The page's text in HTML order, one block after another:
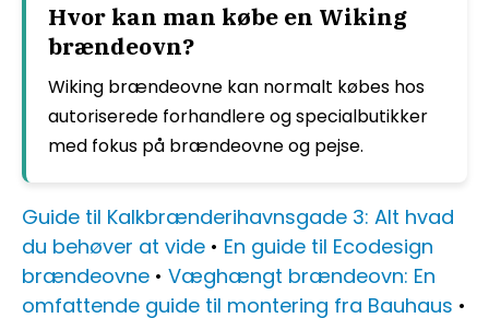
Hvor kan man købe en Wiking
brændeovn?
Wiking brændeovne kan normalt købes hos
autoriserede forhandlere og specialbutikker
med fokus på brændeovne og pejse.
Guide til Kalkbrænderihavnsgade 3: Alt hvad
du behøver at vide • En guide til Ecodesign
brændeovne • Væghængt brændeovn: En
omfattende guide til montering fra Bauhaus •